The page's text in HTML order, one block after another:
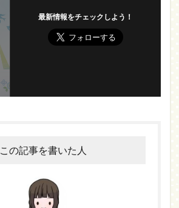
最新情報をチェックしよう！
この記事を書いた人